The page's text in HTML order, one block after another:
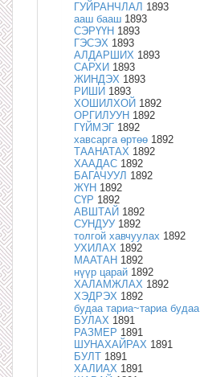
ГУЙРАНЧЛАЛ 1893
ааш бааш 1893
СЭРҮҮН 1893
ГЭСЭХ 1893
АЛДАРШИХ 1893
САРХИ 1893
ЖИНДЭХ 1893
РИШИ 1893
ХОШИЛХОЙ 1892
ОРГИЛУУН 1892
ГҮЙМЭГ 1892
хавсарга өртөө 1892
ТААНАТАХ 1892
ХААДАС 1892
БАГАЧУУЛ 1892
ЖҮН 1892
СҮР 1892
АВШТАЙ 1892
СУНДУУ 1892
толгой хавчуулах 1892
УХИЛАХ 1892
МААТАН 1892
нүүр царай 1892
ХАЛАМЖЛАХ 1892
ХЭДРЭХ 1892
будаа тариа~тариа будаа
БУЛАХ 1891
РАЗМЕР 1891
ШУНАХАЙРАХ 1891
БУЛТ 1891
ХАЛИАХ 1891